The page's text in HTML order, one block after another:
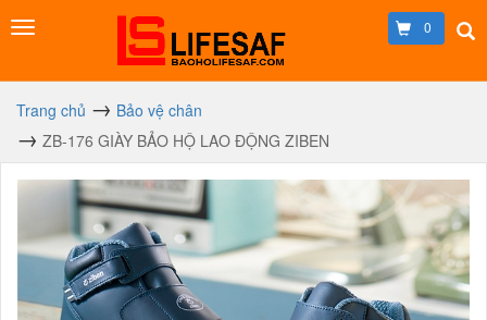
0
Trang chủ
Bảo vệ chân
ZB-176 GIÀY BẢO HỘ LAO ĐỘNG ZIBEN